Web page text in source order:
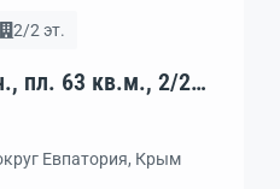
2/2 эт.
пл. 63 кв.м., 2/2
Евпатория, Крым